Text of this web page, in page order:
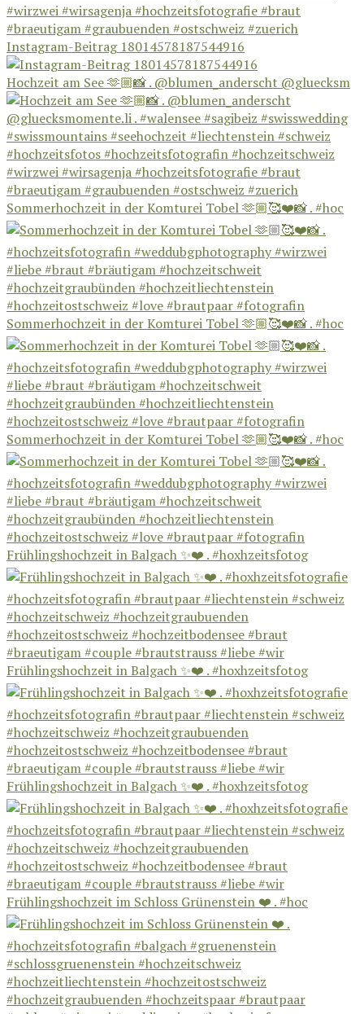
Instagram-Beitrag 18014578187544916
Hochzeit am See 🫶🏼📸 . @blumen_anderscht @gluecksm
Sommerhochzeit in der Komturei Tobel 🫶🏼🥰❤️📸 . #hoc
Sommerhochzeit in der Komturei Tobel 🫶🏼🥰❤️📸 . #hoc
Sommerhochzeit in der Komturei Tobel 🫶🏼🥰❤️📸 . #hoc
Frühlingshochzeit in Balgach ✨❤️ . #hoxhzeitsfotog
Frühlingshochzeit in Balgach ✨❤️ . #hoxhzeitsfotog
Frühlingshochzeit in Balgach ✨❤️ . #hoxhzeitsfotog
Frühlingshochzeit im Schloss Grünenstein ❤️ . #hoc